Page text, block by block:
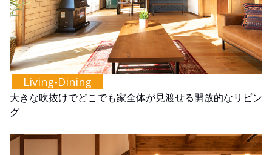
Living-Dining
大きな吹抜けでどこでも家全体が見渡せる開放的なリビン
グ